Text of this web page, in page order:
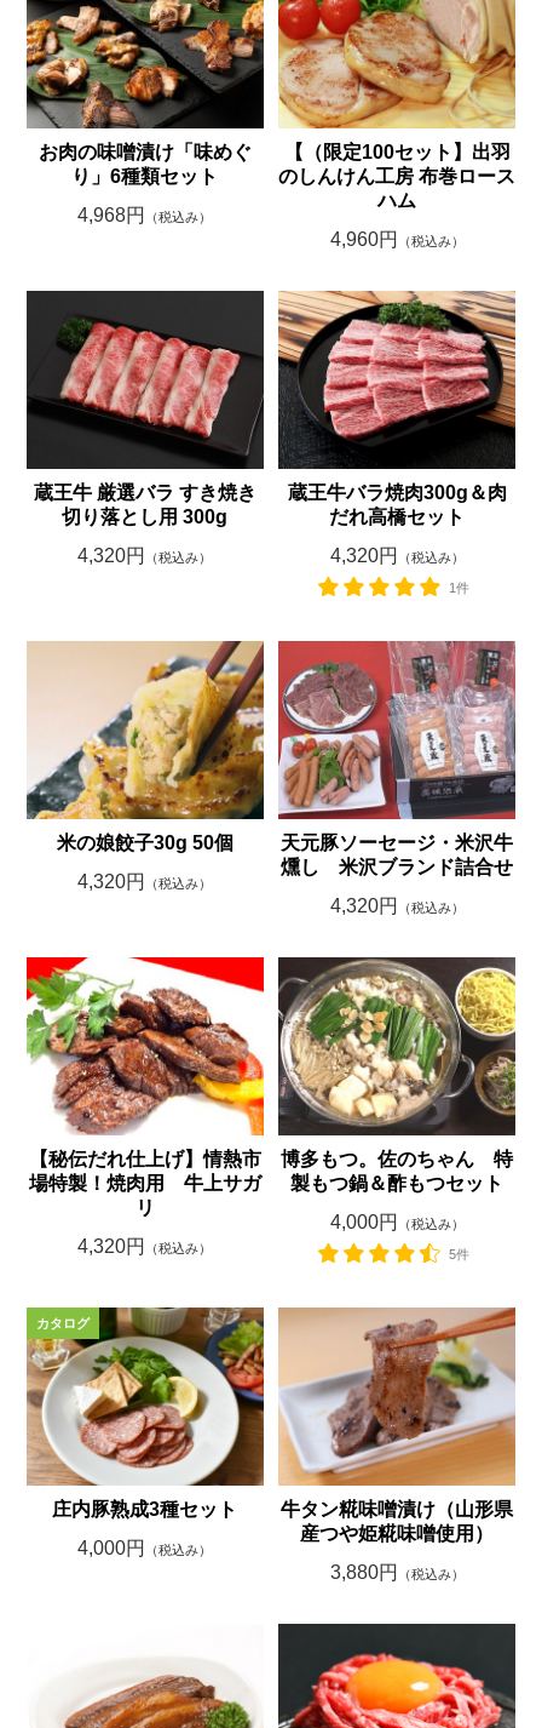
お肉の味噌漬け「味めぐ
り」6種類セット
4,968円
（税込み）
【（限定100セット】出羽
のしんけん工房 布巻ロース
ハム
4,960円
（税込み）
蔵王牛 厳選バラ すき焼き
切り落とし用 300g
4,320円
（税込み）
蔵王牛バラ焼肉300g＆肉
だれ高橋セット
4,320円
（税込み）
1件
米の娘餃子30g 50個
4,320円
（税込み）
天元豚ソーセージ・米沢牛
燻し 米沢ブランド詰合せ
4,320円
（税込み）
【秘伝だれ仕上げ】情熱市
場特製！焼肉用 牛上サガ
リ
4,320円
（税込み）
博多もつ。佐のちゃん 特
製もつ鍋＆酢もつセット
4,000円
（税込み）
5件
庄内豚熟成3種セット
4,000円
（税込み）
牛タン糀味噌漬け（山形県
産つや姫糀味噌使用）
3,880円
（税込み）